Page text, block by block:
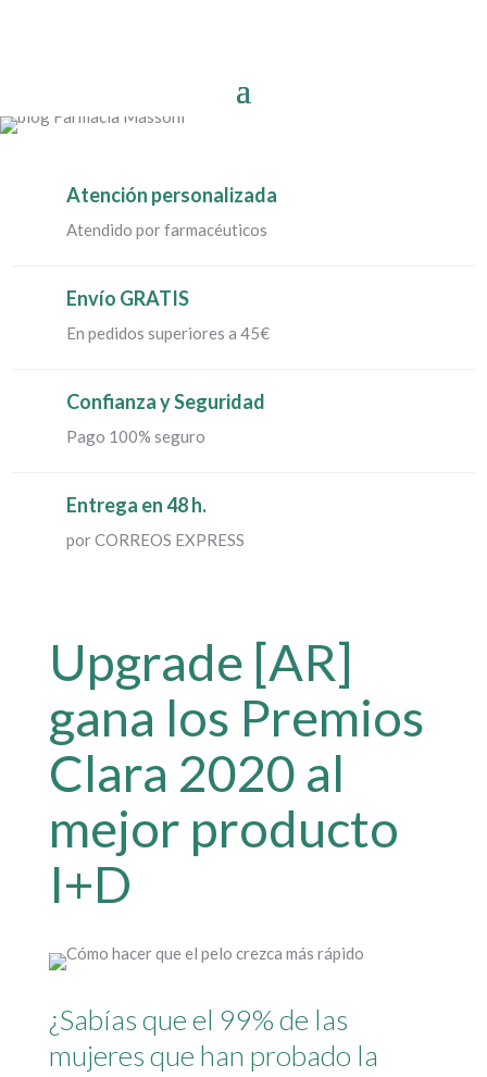
Atención personalizada
Atendido por farmacéuticos
Envío GRATIS
En pedidos superiores a 45€
Confianza y Seguridad
Pago 100% seguro
Entrega en 48 h.
por CORREOS EXPRESS
Upgrade [AR]
gana los Premios
Clara 2020 al
mejor producto
I+D
¿Sabías que el 99% de las
mujeres que han probado la